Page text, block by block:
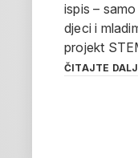
ispis –
djeci i
projekt
ČITAJTE